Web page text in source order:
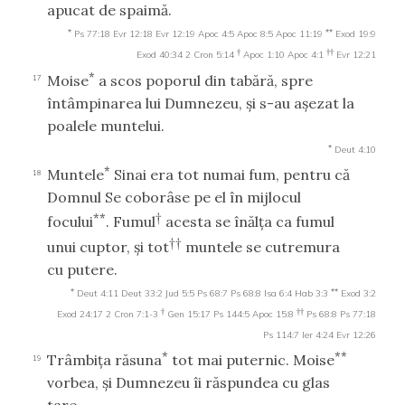
apucat de spaimă.
* Ps 77:18 Evr 12:18 Evr 12:19 Apoc 4:5 Apoc 8:5 Apoc 11:19 ** Exod 19:9
Exod 40:34 2 Cron 5:14 † Apoc 1:10 Apoc 4:1 †† Evr 12:21
17 Moise* a scos poporul din tabără, spre
întâmpinarea lui Dumnezeu, şi s-au aşezat la
poalele muntelui.
* Deut 4:10
18 Muntele* Sinai era tot numai fum, pentru că
Domnul Se coborâse pe el în mijlocul
focului**. Fumul† acesta se înălţa ca fumul
unui cuptor, şi tot†† muntele se cutremura
cu putere.
* Deut 4:11 Deut 33:2 Jud 5:5 Ps 68:7 Ps 68:8 Isa 6:4 Hab 3:3 ** Exod 3:2
Exod 24:17 2 Cron 7:1-3 † Gen 15:17 Ps 144:5 Apoc 15:8 †† Ps 68:8 Ps 77:18
Ps 114:7 Ier 4:24 Evr 12:26
19 Trâmbiţa răsuna* tot mai puternic. Moise**
vorbea, şi Dumnezeu îi răspundea cu glas